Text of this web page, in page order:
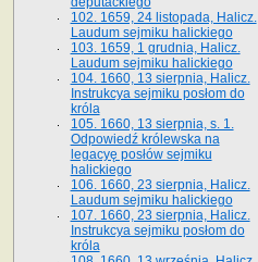
102. 1659, 24 listopada, Halicz.
Laudum sejmiku halickiego
103. 1659, 1 grudnia, Halicz.
Laudum sejmiku halickiego
104. 1660, 13 sierpnia, Halicz.
Instrukcya sejmiku posłom do
króla
105. 1660, 13 sierpnia, s. 1.
Odpowiedź królewska na
legacyę posłów sejmiku
halickiego
106. 1660, 23 sierpnia, Halicz.
Laudum sejmiku halickiego
107. 1660, 23 sierpnia, Halicz.
Instrukcya sejmiku posłom do
króla